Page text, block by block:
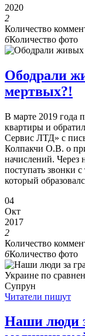
2020
2
Количество
6Количество фото
Ободрали
мертвых?!
В марте 2019 года
квартиры и
Сервис ЛТД» с
Колпакчи О.В. о
начислений. Через
поступать звонки
который
04
Окт
2017
2
Количество
6Количество фото
Читатели пишут
Наши люди